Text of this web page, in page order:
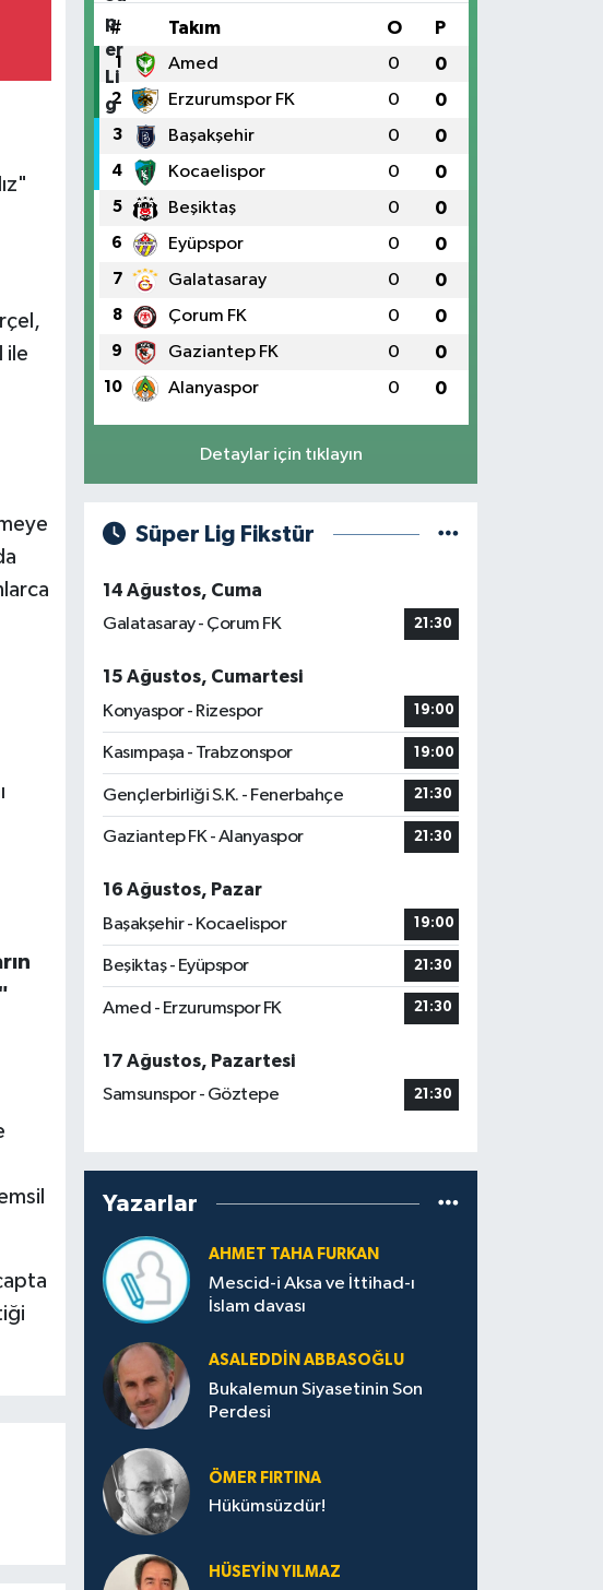
ile
# Takım O P
1 Amed 0 0
2 Erzurumspor FK 0 0
3 Başakşehir 0 0
4 Kocaelispor 0 0
5 Beşiktaş 0 0
6 Eyüpspor 0 0
7 Galatasaray 0 0
8 Çorum FK 0 0
9 Gaziantep FK 0 0
10 Alanyaspor 0 0
Detaylar için tıklayın
Süper Lig Fikstür
14 Ağustos, Cuma
Galatasaray - Çorum FK
21:30
15 Ağustos, Cumartesi
Konyaspor - Rizespor
19:00
Kasımpaşa - Trabzonspor 19:00
Gençlerbirliği S.K. - Fenerbahçe 21:30
Gaziantep FK - Alanyaspor 21:30
16 Ağustos, Pazar
Başakşehir - Kocaelispor
19:00
Beşiktaş - Eyüpspor 21:30
Amed - Erzurumspor FK 21:30
17 Ağustos, Pazartesi
Samsunspor - Göztepe
21:30
Yazarlar
AHMET TAHA FURKAN
Mescid-i Aksa ve İttihad-ı
İslam davası
ASALEDDIN ABBASOĞLU
Bukalemun Siyasetinin Son
Perdesi
ÖMER FIRTINA
Hükümsüzdür!
HÜSEYIN YILMAZ